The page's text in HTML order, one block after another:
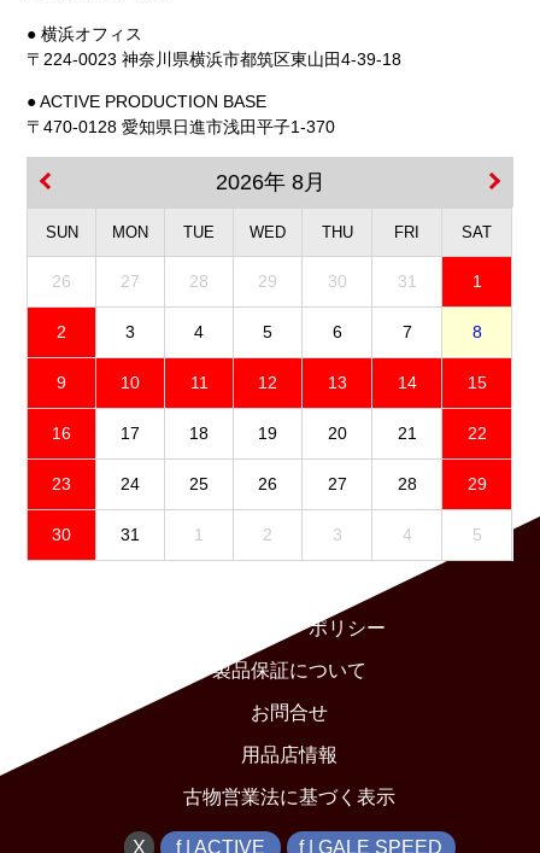
● 横浜オフィス
〒224-0023 神奈川県横浜市都筑区東山田4-39-18
● ACTIVE PRODUCTION BASE
〒470-0128 愛知県日進市浅田平子1-370
2026年 8月
SUN MON TUE WED THU FRI SAT
26 27 28 29 30 31 1
2 3 4 5 6 7 8
9 10 11 12 13 14 15
16 17 18 19 20 21 22
23 24 25 26 27 28 29
30 31 1 2 3 4 5
プライバシーポリシー
製品保証について
お問合せ
用品店情報
古物営業法に基づく表示
X f | ACTIVE f | GALE SPEED